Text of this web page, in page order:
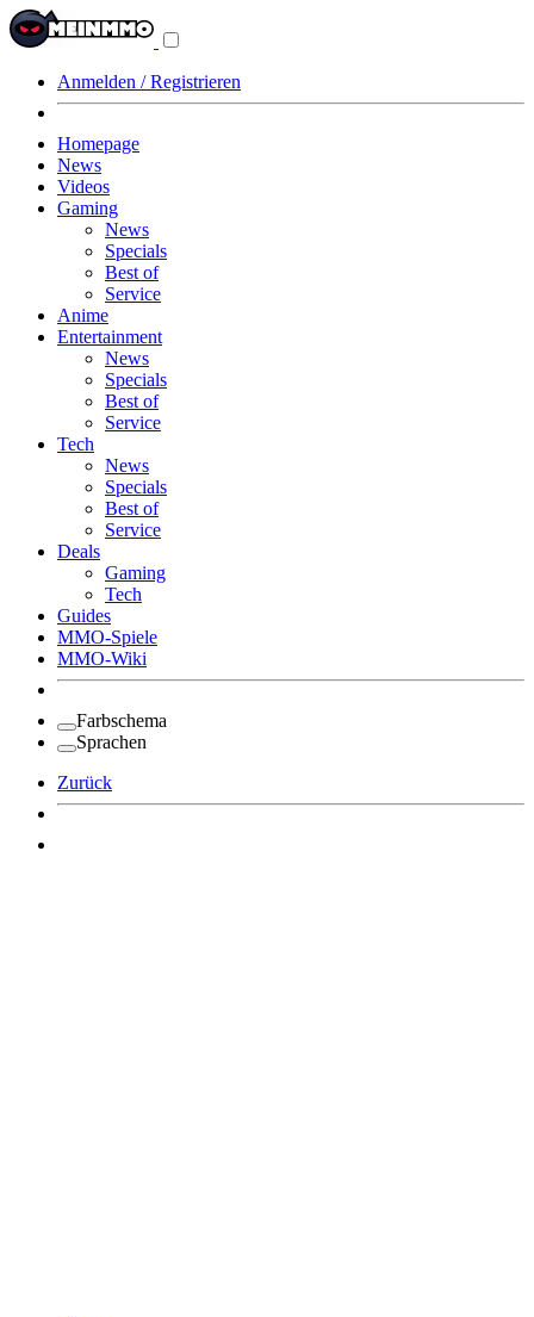
Anmelden / Registrieren
Homepage
News
Videos
Gaming
News
Specials
Best of
Service
Anime
Entertainment
News
Specials
Best of
Service
Tech
News
Specials
Best of
Service
Deals
Gaming
Tech
Guides
MMO-Spiele
MMO-Wiki
Farbschema
Sprachen
Zurück